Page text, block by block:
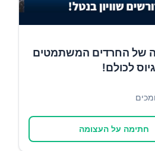
של החרדים המשתמטים
לכולם!
חתימה על העצומה